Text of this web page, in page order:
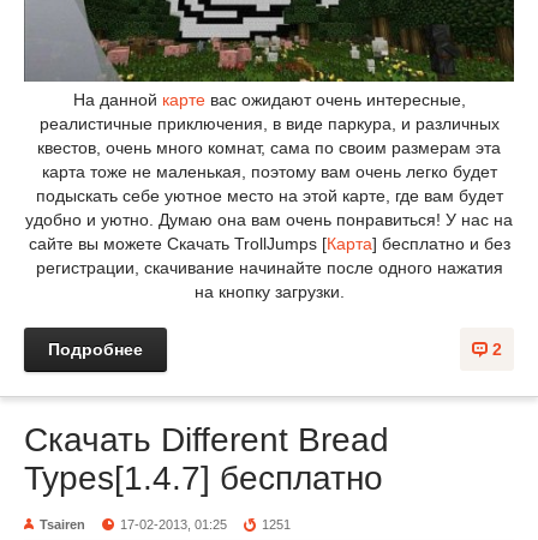
На данной карте вас ожидают очень интересные,
реалистичные приключения, в виде паркура, и различных
квестов, очень много комнат, сама по своим размерам эта
карта тоже не маленькая, поэтому вам очень легко будет
подыскать себе уютное место на этой карте, где вам будет
удобно и уютно. Думаю она вам очень понравиться! У нас на
сайте вы можете Скачать TrollJumps [Карта] бесплатно и без
регистрации, скачивание начинайте после одного нажатия
на кнопку загрузки.
2
Подробнее
Скачать Different Bread
Types[1.4.7] бесплатно
Tsairen 17-02-2013, 01:25 1251